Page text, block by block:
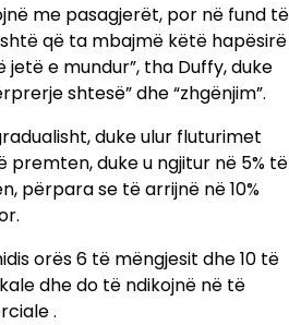
me pasagjerët, por në fund të
që ta mbajmë këtë hapësirë
e mundur”, tha Duffy, duke
shtesë” dhe “zhgënjim”.
duke ulur fluturimet
premten, duke u ngjitur në 5% të
përpara se të arrijnë në 10%
orës 6 të mëngjesit dhe 10 të
dhe do të ndikojnë në të
.